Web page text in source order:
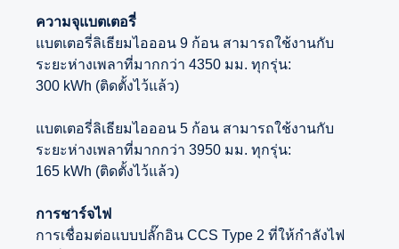
ความจุแบตเตอรี่
แบตเตอรี่ลิเธียมไอออน 9 ก้อน สามารถใช้งานกับ
ระยะห่างเพลาที่มากกว่า 4350 มม. ทุกรุ่น:
300 kWh (ติดตั้งไว้แล้ว)
แบตเตอรี่ลิเธียมไอออน 5 ก้อน สามารถใช้งานกับ
ระยะห่างเพลาที่มากกว่า 3950 มม. ทุกรุ่น:
165 kWh (ติดตั้งไว้แล้ว)
การชาร์จไฟ
การเชื่อมต่อแบบปลั๊กอิน CCS Type 2 ที่ให้กำลังไฟ